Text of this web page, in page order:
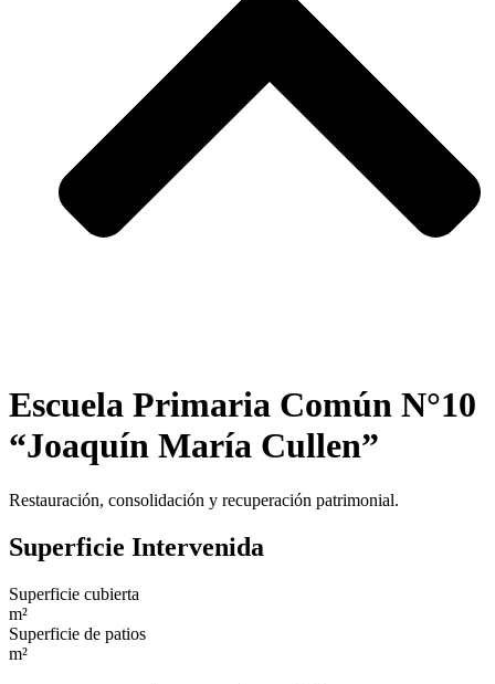
Escuela Primaria Común N°10
“Joaquín María Cullen”
Restauración, consolidación y recuperación patrimonial.
Superficie Intervenida
Superficie cubierta
m²
Superficie de patios
m²